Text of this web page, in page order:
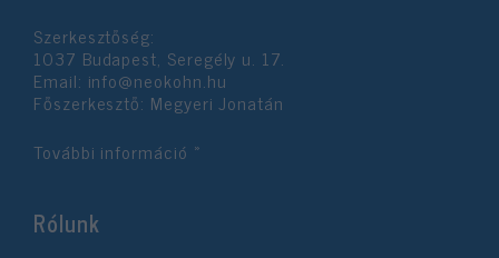
Szerkesztőség:
1037 Budapest, Seregély u. 17.
Email: info@neokohn.hu
Főszerkesztő: Megyeri Jonatán
További információ »
Rólunk